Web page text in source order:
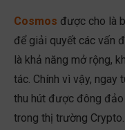
Cosmos được cho là
để giải quyết các vấn
là khả năng mở rộng,
tác. Chính vì vậy, ngay
thu hút được đông
trong thị trường